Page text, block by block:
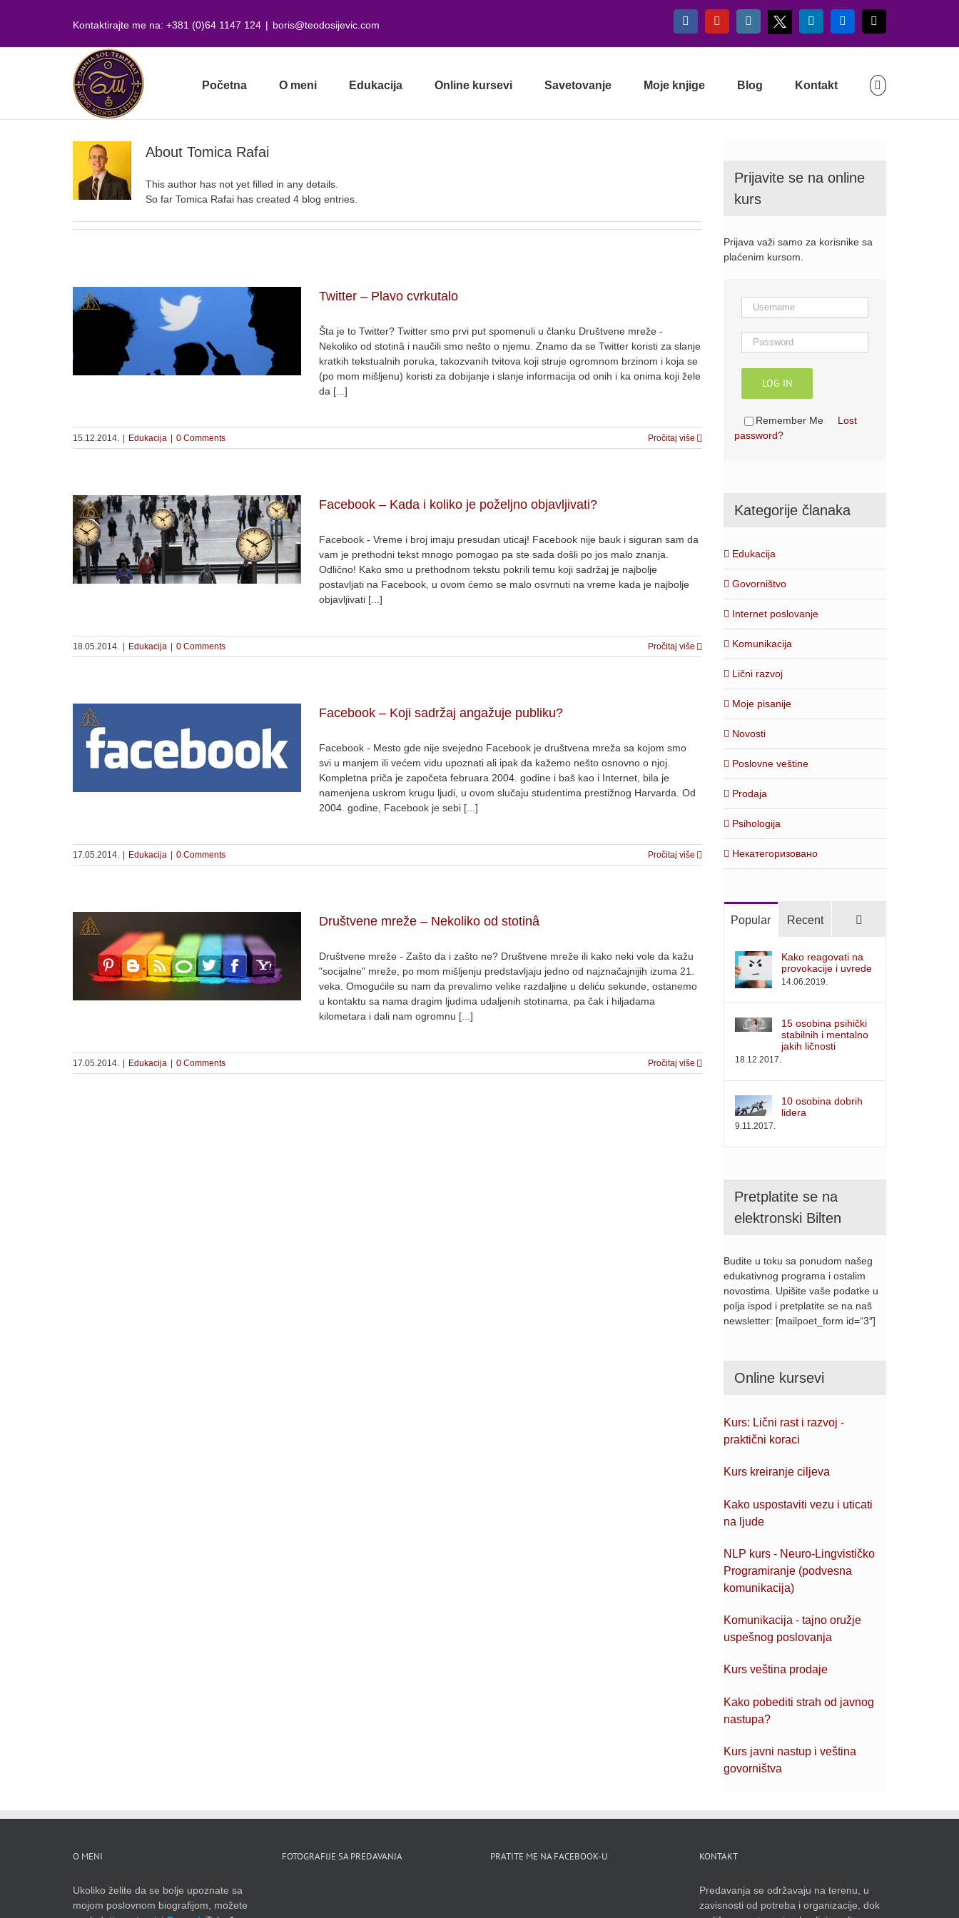
Kontaktirajte me na: +381 (0)64 1147 124 | boris@teodosijevic.com FacebookYouTubeInstagram
X LinkedInFlickr
Početna O meni Edukacija Online kursevi Savetovanje Moje knjige Blog Kontakt
About Tomica Rafai
This author has not yet filled in any details.
So far Tomica Rafai has created 4 blog entries.
Twitter – Plavo cvrkutalo
Šta je to Twitter? Twitter smo prvi put spomenuli u članku Društvene mreže -
Nekoliko od stotinâ i naučili smo nešto o njemu. Znamo da se Twitter koristi za slanje
kratkih tekstualnih poruka, takozvanih tvitova koji struje ogromnom brzinom i koja se
(po mom mišljenu) koristi za dobijanje i slanje informacija od onih i ka onima koji žele
da [...]
15.12.2014. Edukacija 0 Comments Pročitaj više
Facebook – Kada i koliko je poželjno objavljivati?
Facebook - Vreme i broj imaju presudan uticaj! Facebook nije bauk i siguran sam da
vam je prethodni tekst mnogo pomogao pa ste sada došli po jos malo znanja.
Odlično! Kako smo u prethodnom tekstu pokrili temu koji sadržaj je najbolje
postavljati na Facebook, u ovom ćemo se malo osvrnuti na vreme kada je najbolje
objavljivati [...]
18.05.2014. Edukacija 0 Comments Pročitaj više
Facebook – Koji sadržaj angažuje publiku?
Facebook - Mesto gde nije svejedno Facebook je društvena mreža sa kojom smo
svi u manjem ili većem vidu upoznati ali ipak da kažemo nešto osnovno o njoj.
Kompletna priča je započeta februara 2004. godine i baš kao i Internet, bila je
namenjena uskrom krugu ljudi, u ovom slučaju studentima prestižnog Harvarda. Od
2004. godine, Facebook je sebi [...]
17.05.2014. Edukacija 0 Comments Pročitaj više
Društvene mreže – Nekoliko od stotinâ
Društvene mreže - Zašto da i zašto ne? Društvene mreže ili kako neki vole da kažu
"socijalne" mreže, po mom mišljenju predstavljaju jedno od najznačajnijih izuma 21.
veka. Omogućile su nam da prevalimo velike razdaljine u deliću sekunde, ostanemo
u kontaktu sa nama dragim ljudima udaljenih stotinama, pa čak i hiljadama
kilometara i dali nam ogromnu [...]
17.05.2014. Edukacija 0 Comments Pročitaj više
Prijavite se na online
kurs
Prijava važi samo za korisnike sa
plaćenim kursom.
LOG IN
Remember Me
Lost
password?
Kategorije članaka
Edukacija
Govorništvo
Internet poslovanje
Komunikacija
Lični razvoj
Moje pisanije
Novosti
Poslovne veštine
Prodaja
Psihologija
Некатегоризовано
Popular Recent
Kako reagovati na
provokacije i uvrede
14.06.2019.
15 osobina psihički
stabilnih i mentalno
jakih ličnosti
18.12.2017.
10 osobina dobrih
lidera
9.11.2017.
Pretplatite se na
elektronski Bilten
Budite u toku sa ponudom našeg
edukativnog programa i ostalim
novostima. Upišite vaše podatke u
polja ispod i pretplatite se na naš
newsletter: [mailpoet_form id=“3″]
Online kursevi
Kurs: Lični rast i razvoj -
praktični koraci
Kurs kreiranje ciljeva
Kako uspostaviti vezu i uticati
na ljude
NLP kurs - Neuro-Lingvističko
Programiranje (podvesna
komunikacija)
Komunikacija - tajno oružje
uspešnog poslovanja
Kurs veština prodaje
Kako pobediti strah od javnog
nastupa?
Kurs javni nastup i veština
govorništva
O MENI
Ukoliko želite da se bolje upoznate sa
mojom poslovnom biografijom, možete
FOTOGRAFIJE SA PREDAVANJA PRATITE ME NA FACEBOOK-U KONTAKT
Predavanja se održavaju na terenu, u
zavisnosti od potreba i organizacije, dok